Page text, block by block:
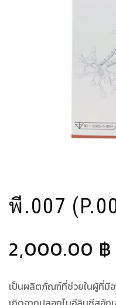
พี.007
2,000.00 ฿
เป็นผลิตภัณฑ์ที่ช่วยในผู้ที่มีอ